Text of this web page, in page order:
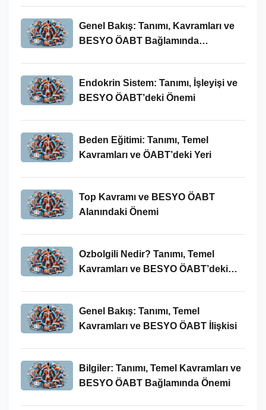
Genel Bakış: Tanımı, Kavramları ve
BESYO ÖABT Bağlamında
Endokrin Sistem: Tanımı, İşleyişi ve
BESYO ÖABT’deki Önemi
Beden Eğitimi: Tanımı, Temel
Kavramları ve ÖABT’deki Yeri
Top Kavramı ve BESYO ÖABT
Alanındaki Önemi
Ozbolgili Nedir? Tanımı, Temel
Kavramları ve BESYO ÖABT’deki
Genel Bakış: Tanımı, Temel
Kavramları ve BESYO ÖABT İlişkisi
Bilgiler: Tanımı, Temel Kavramları ve
BESYO ÖABT Bağlamında Önemi